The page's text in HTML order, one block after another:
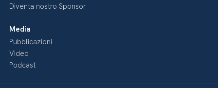
Diventa nostro Sponsor
Media
Pubblicazioni
Video
Podcast